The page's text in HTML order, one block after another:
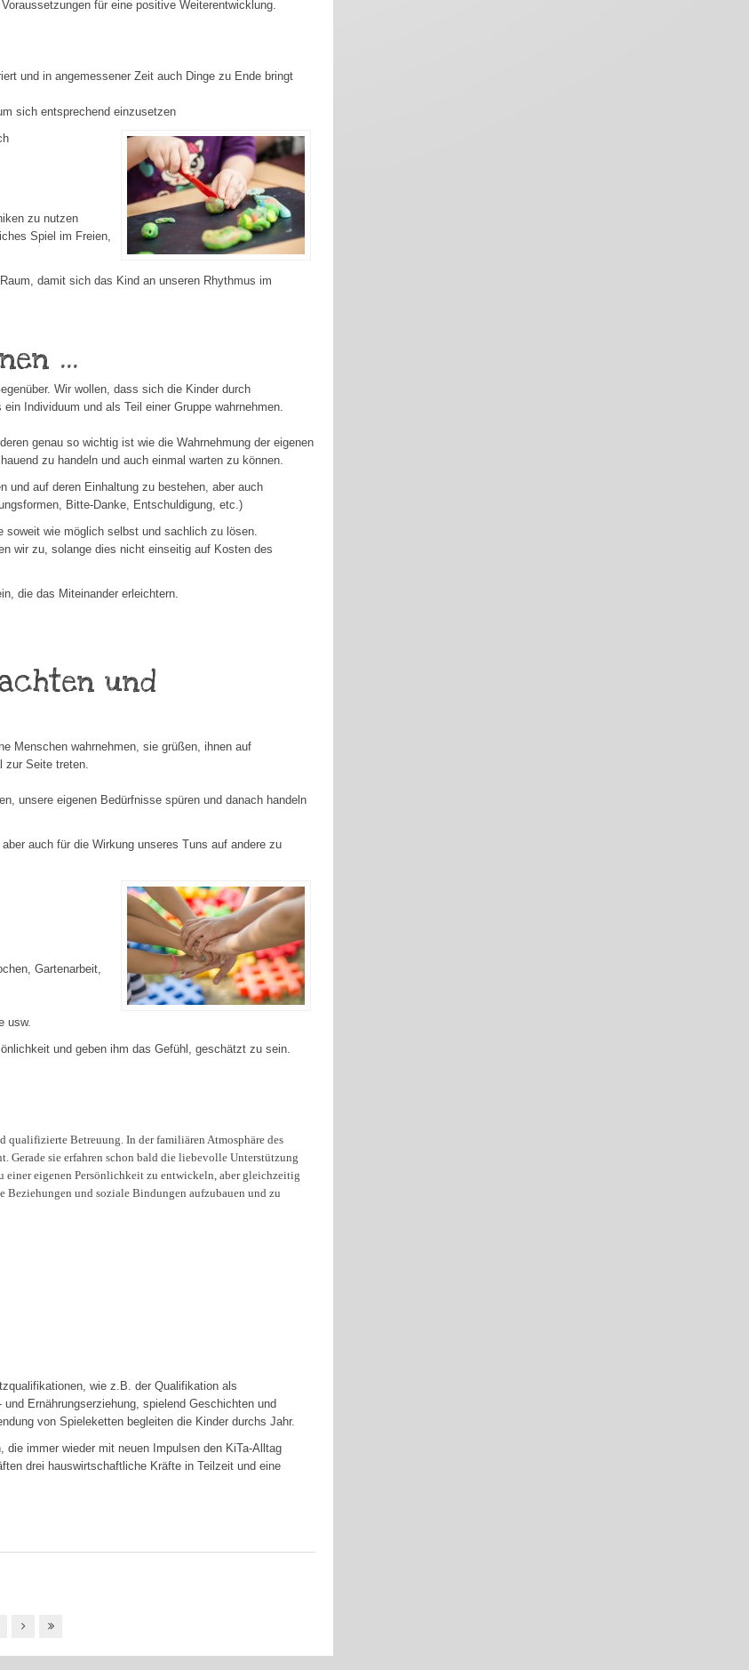
für eine positive Weiterentwicklung.
und in angemessener Zeit auch Dinge zu Ende bringt
sich entsprechend einzusetzen
zu nutzen
Spiel im Freien,
damit sich das Kind an unseren Rhythmus im
...
Wir wollen, dass sich die Kinder durch
Individuum und als Teil einer Gruppe wahrnehmen.
genau so wichtig ist wie die Wahrnehmung der eigenen
zu handeln und auch einmal warten zu können.
und auf deren Einhaltung zu bestehen, aber auch
Bitte-Danke, Entschuldigung, etc.)
soweit wie möglich selbst und sachlich zu lösen.
wir zu, solange dies nicht einseitig auf Kosten des
die das Miteinander erleichtern.
und
Menschen wahrnehmen, sie grüßen, ihnen auf
zur Seite treten.
unsere eigenen Bedürfnisse spüren und danach handeln
auch für die Wirkung unseres Tuns auf andere zu
Gartenarbeit,
usw.
und geben ihm das Gefühl, geschätzt zu sein.
Betreuung. In der familiären Atmosphäre des
Gerade sie erfahren schon bald die liebevolle Unterstützung
eigenen Persönlichkeit zu entwickeln, aber gleichzeitig
Beziehungen und soziale Bindungen aufzubauen und zu
wie z.B. der Qualifikation als
Ernährungserziehung, spielend Geschichten und
von Spieleketten begleiten die Kinder durchs Jahr.
immer wieder mit neuen Impulsen den KiTa-Alltag
drei hauswirtschaftliche Kräfte in Teilzeit und eine